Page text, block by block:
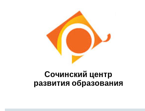
Сочинский центр
развития образования